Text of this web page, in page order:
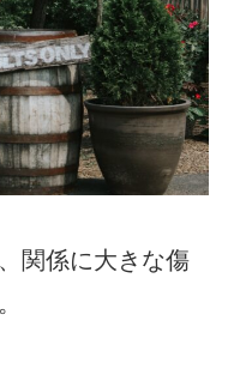
関係に大きな傷